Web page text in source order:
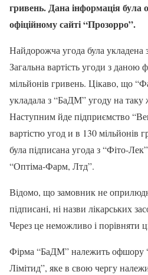
гривень. Дана інформація була
офіційному сайті “Прозорро”.
Найдорожча угода була
Загальна вартість угоди з даною
мільйонів гривень. Цікаво, що
укладала з “БаДМ” угоду на таку
Наступним йде підприємство
вартістю угод и в 130 мільйонів
була підписана угода з “Фіто-
“Оптіма-Фарм, Лтд”.
Відомо, що замовник не
підписані, ні назви лікарських
Через це неможливо і порівняти
Фірма “БаДМ” належить офшору
Лімітид”, яке в свою чергу